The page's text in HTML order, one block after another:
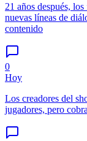
21 años después,
nuevas líneas de
contenido
0
Hoy
Los creadores del
jugadores, pero